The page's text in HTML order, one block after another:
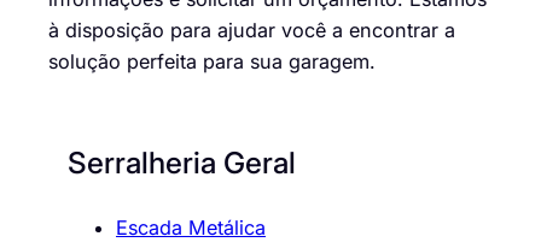
à disposição para ajudar você a encontrar a
solução perfeita para sua garagem.
Serralheria Geral
Escada Metálica